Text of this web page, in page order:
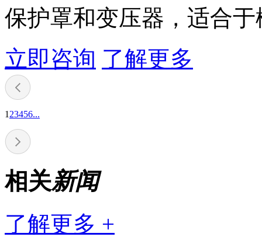
保护罩和变压器，适合
立即咨询 了解更多
1 23456...
相关新闻
了解更多 +